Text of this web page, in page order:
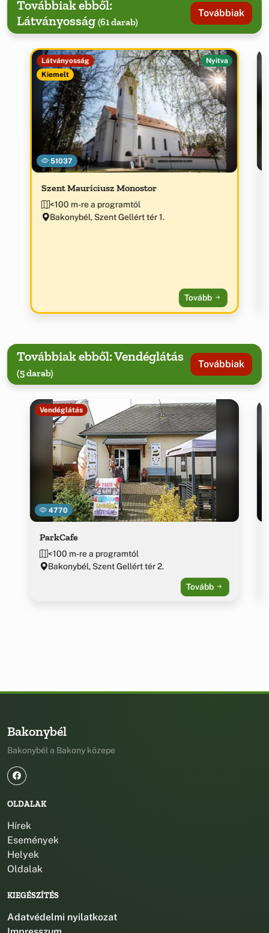
Továbbiak ebből:
Látványosság (61 darab)
Továbbiak
51037
Látványosság
Kiemelt
Nyitva
Szent Mauríciusz Monostor
<100 m-re a programtól
Bakonybél, Szent Gellért tér 1.
Tovább
Továbbiak ebből: Vendéglátás
(5 darab)
Továbbiak
4770
Vendéglátás
ParkCafe
<100 m-re a programtól
Bakonybél, Szent Gellért tér 2.
Tovább
Bakonybél
Bakonybél a Bakony közepe
OLDALAK
Hírek
Események
Helyek
Oldalak
KIEGÉSZÍTÉS
Adatvédelmi nyilatkozat